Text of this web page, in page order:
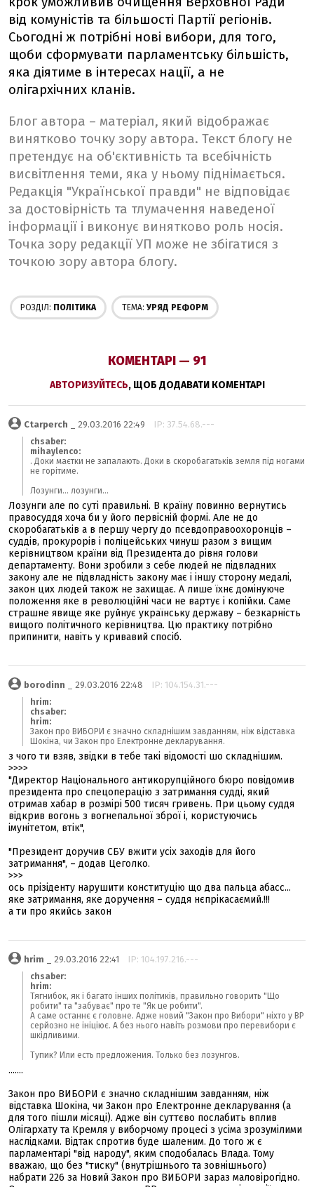
від комуністів та більшості Партії регіонів.
Сьогодні ж потрібні нові вибори, для того,
щоби сформувати парламентську більшість,
яка діятиме в інтересах нації, а не
олігархічних кланів.
Блог автора – матеріал, який відображає
винятково точку зору автора. Текст блогу не
претендує на об'єктивність та всебічність
висвітлення теми, яка у ньому піднімається.
Редакція "Української правди" не відповідає
за достовірність та тлумачення наведеної
інформації і виконує винятково роль носія.
Точка зору редакції УП може не збігатися з
точкою зору автора блогу.
РОЗДІЛ: ПОЛІТИКА ТЕМА: УРЯД РЕФОРМ
КОМЕНТАРІ — 91
АВТОРИЗУЙТЕСЬ, ЩОБ ДОДАВАТИ КОМЕНТАРІ
Ctarperch _ 29.03.2016 22:49 IP: 37.54.68.---
chsaber:
mihaylenco:
. Доки маєтки не запалають. Доки в скоробагатьків земля під ногами
не горітиме.
Лозунги... лозунги...
Лозунги але по суті правильні. В країну повинно вернутись
правосуддя хоча би у його первісній формі. Але не до
скоробагатьків а в першу чергу до псевдоправоохоронців –
суддів, прокурорів і поліцейських чинуш разом з вищим
керівництвом країни від Президента до рівня голови
департаменту. Вони зробили з себе людей не підвладних
закону але не підвладність закону має і іншу сторону медалі,
закон цих людей також не захищає. А лише їхнє домінуюче
положення яке в революційні часи не вартує і копійки. Саме
страшне явище яке руйнує українську державу – безкарність
вищого політичного керівництва. Цю практику потрібно
припинити, навіть у кривавий спосіб.
borodinn _ 29.03.2016 22:48 IP: 104.154.31.---
hrim:
chsaber:
hrim:
Закон про ВИБОРИ є значно складнішим завданням, ніж відставка
Шокіна, чи Закон про Електронне декларування.
з чого ти взяв, звідки в тебе такі відомості шо складнішим.
>>>>
"Директор Національного антикорупційного бюро повідомив
президента про спецоперацію з затримання судді, який
отримав хабар в розмірі 500 тисяч гривень. При цьому суддя
відкрив вогонь з вогнепальної зброї і, користуючись
імунітетом, втік",
"Президент доручив СБУ вжити усіх заходів для його
затримання", – додав Цеголко.
>>>
ось прізіденту нарушити конституцію що два пальца абасс...
яке затримання, яке доручення – суддя нєпрікасаємий.!!!
а ти про якийсь закон
hrim _ 29.03.2016 22:41 IP: 104.197.216.---
chsaber:
hrim:
Тягнибок, як і багато інших політиків, правильно говорить "Що
робити" та "забуває" про те "Як це робити".
А саме останнє є головне. Адже новий "Закон про Вибори" ніхто у ВР
серйозно не ініціює. А без нього навіть розмови про перевибори є
шкідливими.
Тупик? Или есть предложения. Только без лозунгов.
.......
Закон про ВИБОРИ є значно складнішим завданням, ніж
відставка Шокіна, чи Закон про Електронне декларування (а
для того пішли місяці). Адже він суттєво послабить вплив
Олігархату та Кремля у виборчому процесі з усіма зрозумілими
наслідками. Відтак спротив буде шаленим. До того ж є
парламентарі "від народу", яким сподобалась Влада. Тому
вважаю, що без "тиску" (внутрішнього та зовнішнього)
набрати 226 за Новий Закон про ВИБОРИ зараз маловірогідно.